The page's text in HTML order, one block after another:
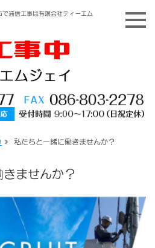
通信工事は有限会社ティーエム
» 私たちと一緒に働きませんか？
ませんか？